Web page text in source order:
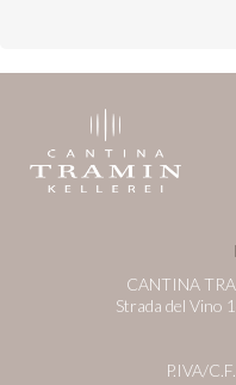
CANTINA
Strada del Vino
P.IVA/